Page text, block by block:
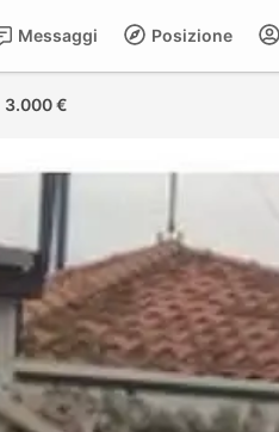
Posizione
Messaggi
3.000 €